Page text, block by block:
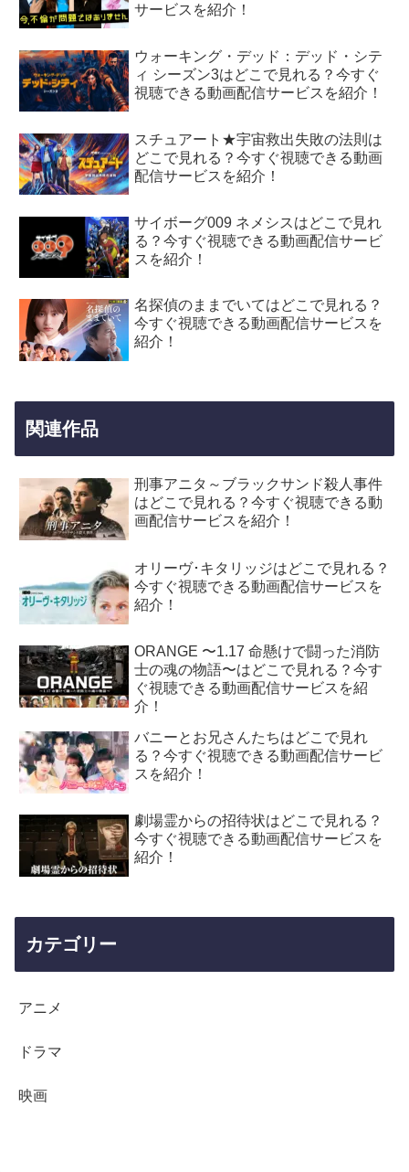
サービスを紹介！
ウォーキング・デッド：デッド・シテ
ィ シーズン3はどこで見れる？今すぐ
視聴できる動画配信サービスを紹介！
スチュアート★宇宙救出失敗の法則は
どこで見れる？今すぐ視聴できる動画
配信サービスを紹介！
サイボーグ009 ネメシスはどこで見れ
る？今すぐ視聴できる動画配信サービ
スを紹介！
名探偵のままでいてはどこで見れる？
今すぐ視聴できる動画配信サービスを
紹介！
関連作品
刑事アニタ～ブラックサンド殺人事件
はどこで見れる？今すぐ視聴できる動
画配信サービスを紹介！
オリーヴ･キタリッジはどこで見れる？
今すぐ視聴できる動画配信サービスを
紹介！
ORANGE 〜1.17 命懸けで闘った消防
士の魂の物語〜はどこで見れる？今す
ぐ視聴できる動画配信サービスを紹
介！
バニーとお兄さんたちはどこで見れ
る？今すぐ視聴できる動画配信サービ
スを紹介！
劇場霊からの招待状はどこで見れる？
今すぐ視聴できる動画配信サービスを
紹介！
カテゴリー
アニメ
ドラマ
映画